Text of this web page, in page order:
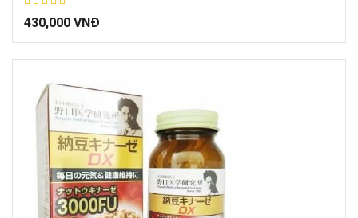
67%
430,000 VNĐ